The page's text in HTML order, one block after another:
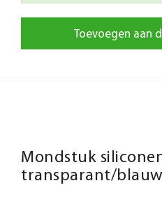
Toevoegen aan
Mondstuk
transparant/blauw